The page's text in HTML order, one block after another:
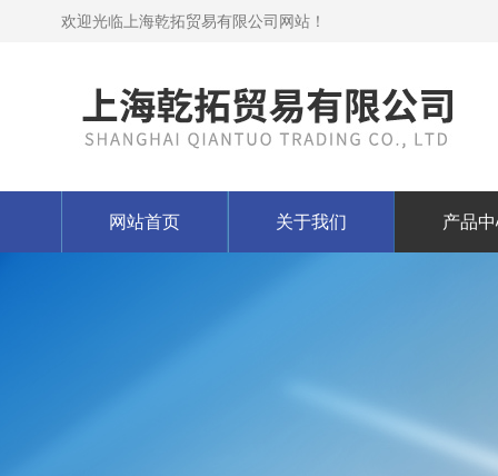
欢迎光临上海乾拓贸易有限公司网站！
网站首页 关于我们 产品